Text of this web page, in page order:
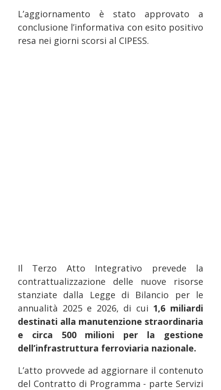
L’aggiornamento è stato approvato a
conclusione l’informativa con esito positivo
resa nei giorni scorsi al CIPESS.
Il Terzo Atto Integrativo prevede la
contrattualizzazione delle nuove risorse
stanziate dalla Legge di Bilancio per le
annualità 2025 e 2026, di cui 1,6 miliardi
destinati alla manutenzione straordinaria
e circa 500 milioni per la gestione
dell’infrastruttura ferroviaria nazionale.
L’atto provvede ad aggiornare il contenuto
del Contratto di Programma - parte Servizi